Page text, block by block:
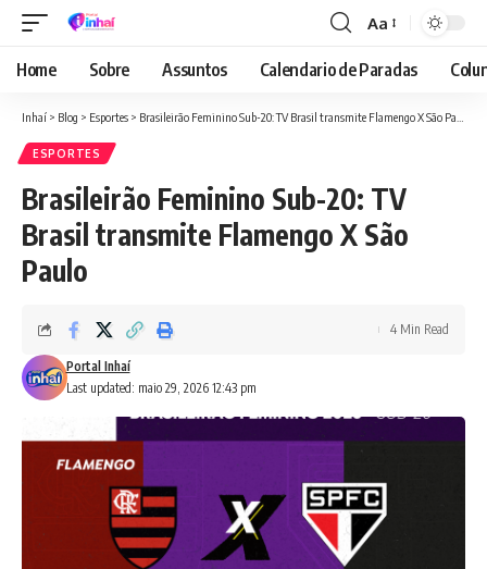
Font
Resizer
Aa
Home Sobre Assuntos Calendario de Paradas
Inhaí > Blog > Esportes > Brasileirão Feminino Sub-20: TV Brasil transmite Flamengo X São Paulo
ESPORTES
Brasileirão Feminino Sub-20: TV
Brasil transmite Flamengo X São
Paulo
Last updated: maio 29, 2026 12:43 pm
Portal Inhaí
4 Min Read